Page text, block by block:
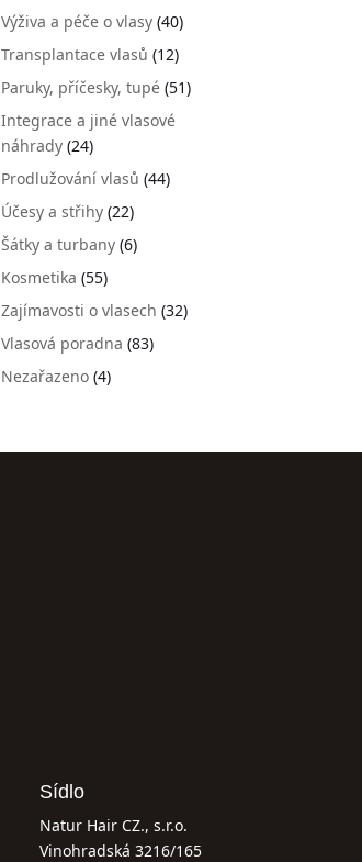
Výživa a péče o vlasy (40)
Transplantace vlasů (12)
Paruky, příčesky, tupé (51)
Integrace a jiné vlasové
náhrady (24)
Prodlužování vlasů (44)
Účesy a střihy (22)
Šátky a turbany (6)
Kosmetika (55)
Zajímavosti o vlasech (32)
Vlasová poradna (83)
Nezařazeno (4)
Sídlo
Natur Hair CZ., s.r.o.
Vinohradská 3216/165